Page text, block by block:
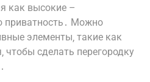
как высокие –
приватность․ Можно
элементы‚ такие как
чтобы сделать перегородку